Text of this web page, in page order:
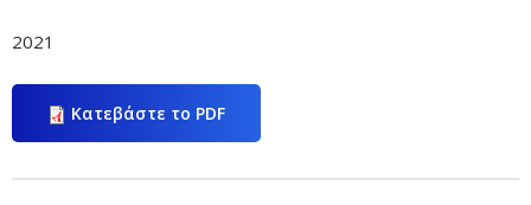
2021
Κατεβάστε το PDF